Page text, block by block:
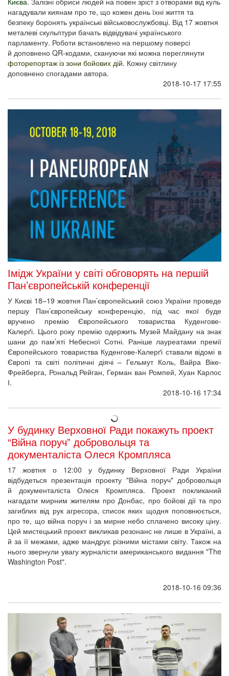
нагадували киянам про те, що кожен день їхні життя та
безпеку боронять українські військовослужбовці. Від 17 жовтня
металеві скульптури бачать відвідувачі українського
парламенту. Роботи встановлено на першому поверсі
й доповнено QR-кодами, скануючи які можна переглянути
фоторепортаж із зони бойових дій. Кожну світлину
доповнено спогадами автора.
2018-10-17 17:55
Імідж України у світі обговорять на першій
Пан’європейській конференції
У Києві 18–19 жовтня Пан’європейський союз України проведе
першу Пан’європейську конференцію, під час якої буде
вручено премію Європейського товариства Куденгове-
Калерґі. Цього року премію одержить Музей Майдану на знак
шани до пам’яті Небесної Сотні. Раніше лауреатами премії
Європейського товариства Куденгове-Калерґі ставали відомі в
Європі та світі політичні діячі – Гельмут Коль, Вайра Віке-
Фрейберга, Рональд Рейган, Герман ван Ромпей, Хуан Карлос
І.
2018-10-16 17:34
У будинку Верховної Ради покажуть проект
“Війна поруч” добровольця та
документаліста Олеся Кромпляса
17 жовтня о 12:00 у будинку Верховної Ради України
відбудеться презентація проекту "Війна поруч" добровольця
й документаліста Олеся Кромпляса. Проект покликаний
нагадати мирним жителям про Донбас, про бойові дії та про
загиблих від рук агресора, список яких щодня поповнюється,
про те, що війна поруч і за мирне небо сплачено високу ціну.​
Цей мистецький проект викликав резонанс не лише в Україні, а
й за її межами, адже мандрує різними містами світу. Також на
нього звернули увагу журналісти американського видання "The
Washington Post".
2018-10-16 09:36